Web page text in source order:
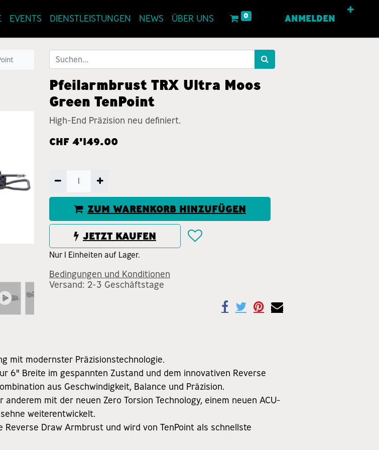
EVENTS DIENSTLEISTUNGEN NEWS ÜBER UNS 0 ANMELDEN
Pfeilarmbrust TRX Ultra Moos
Green TenPoint
High-End Präzision neu definiert.
CHF 4'149.00
ZUM WARENKORB HINZUFÜGEN
JETZT KAUFEN
Nur 1 Einheiten auf Lager.
Bedingungen und Konditionen
Versand: 2-3 Geschäftstage
mit modernster Präzisionstechnologie.
6" Breite im gespannten Zustand und dem innovativen Reverse
aus Geschwindigkeit, Balance und Präzision.
mit der neuen Zero Torsion Technology, einem neuen ACU-
weiterentwickelt.
Draw Armbrust und wird von TenPoint als schnellste